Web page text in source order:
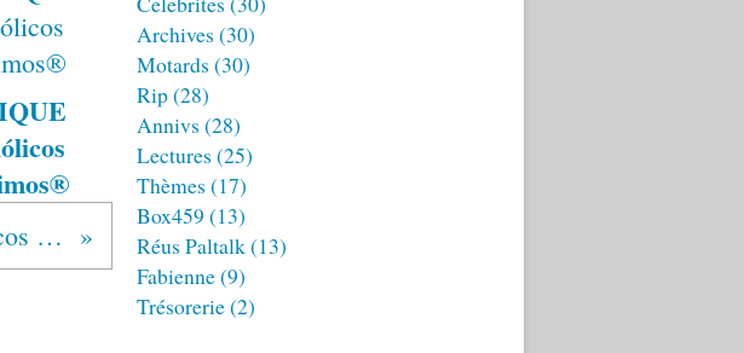
BRESIL Alcoólicos Anônimos®
Archives (30)
Motards (30)
Rip(28)
Annivs (28)
Lectures (25)
Thèmes (17)
Box459 (13)
Réus Paltalk(13)
Fabienne(9)
Trésorerie(2)